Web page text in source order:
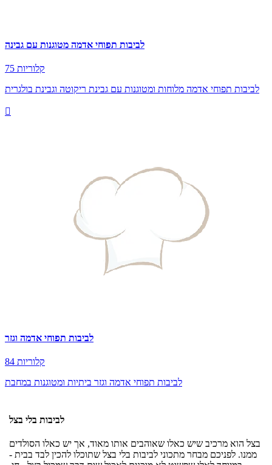
לביבות תפוחי אדמה מטוגנות עם גבינה
75 קלוריות
לביבות תפוחי אדמה מלוחות ומטוגנות עם גבינת ריקוטה וגבינת בולגרית

לביבות תפוחי אדמה וגזר
84 קלוריות
לביבות תפוחי אדמה וגזר ביתיות ומטוגנות במחבת
לביבות בלי בצל
בצל הוא מרכיב שיש כאלו שאוהבים אותו מאוד, אך יש כאלו הסולדים
ממנו. לפניכם מבחר מתכוני לביבות בלי בצל שתוכלו להכין לבד בבית -